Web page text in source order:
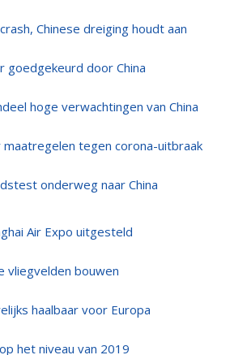
Chinese dreiging houdt aan
goedgekeurd door China
hoge verwachtingen van China
tegen corona-uitbraak
onderweg naar China
Air Expo uitgesteld
vliegvelden bouwen
haalbaar voor Europa
het niveau van 2019